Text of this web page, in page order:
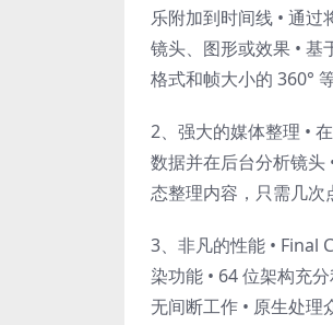
乐附加到时间线 • 通
镜头、图形或效果 •
格式和帧大小的 360°
2、强大的媒体整理 •
数据并在后台分析镜头
态整理内容，只需几
3、非凡的性能 • Final
染功能 • 64 位架构充
无间断工作 • 原生处理